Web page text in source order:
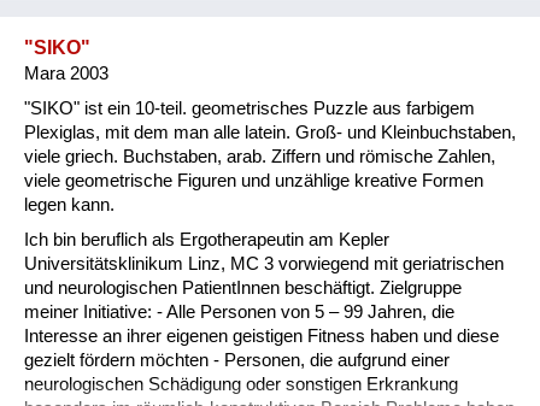
"SIKO"
Mara 2003
"SIKO" ist ein 10-teil. geometrisches Puzzle aus farbigem
Plexiglas, mit dem man alle latein. Groß- und Kleinbuchstaben,
viele griech. Buchstaben, arab. Ziffern und römische Zahlen,
viele geometrische Figuren und unzählige kreative Formen
legen kann.
Ich bin beruflich als Ergotherapeutin am Kepler
Universitätsklinikum Linz, MC 3 vorwiegend mit geriatrischen
und neurologischen PatientInnen beschäftigt. Zielgruppe
meiner Initiative: - Alle Personen von 5 – 99 Jahren, die
Interesse an ihrer eigenen geistigen Fitness haben und diese
gezielt fördern möchten - Personen, die aufgrund einer
neurologischen Schädigung oder sonstigen Erkrankung